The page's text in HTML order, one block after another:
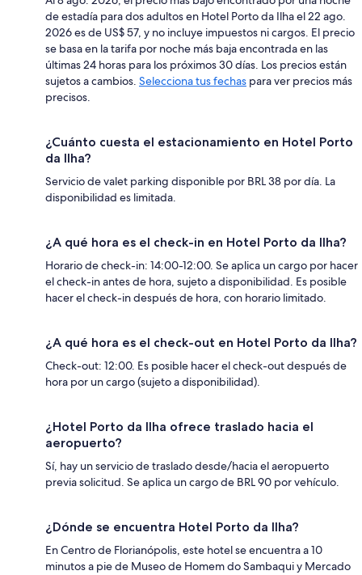
de estadía para dos adultos en Hotel Porto da Ilha el 22 ago.
2026 es de US$ 57, y no incluye impuestos ni cargos. El precio
se basa en la tarifa por noche más baja encontrada en las
últimas 24 horas para los próximos 30 días. Los precios están
sujetos a cambios. Selecciona tus fechas para ver precios más
precisos.
¿Cuánto cuesta el estacionamiento en Hotel Porto
da Ilha?
Servicio de valet parking disponible por BRL 38 por día. La
disponibilidad es limitada.
¿A qué hora es el check-in en Hotel Porto da Ilha?
Horario de check-in: 14:00-12:00. Se aplica un cargo por hacer
el check-in antes de hora, sujeto a disponibilidad. Es posible
hacer el check-in después de hora, con horario limitado.
¿A qué hora es el check-out en Hotel Porto da Ilha?
Check-out: 12:00. Es posible hacer el check-out después de
hora por un cargo (sujeto a disponibilidad).
¿Hotel Porto da Ilha ofrece traslado hacia el
aeropuerto?
Sí, hay un servicio de traslado desde/hacia el aeropuerto
previa solicitud. Se aplica un cargo de BRL 90 por vehículo.
¿Dónde se encuentra Hotel Porto da Ilha?
En Centro de Florianópolis, este hotel se encuentra a 10
minutos a pie de Museo de Homem do Sambaqui y Mercado